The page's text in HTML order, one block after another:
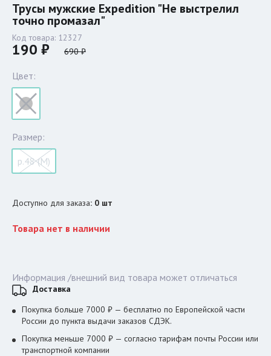
Трусы мужские Expedition "Не выстрелил
точно промазал"
Код товара: 12327
190 ₽ 690 ₽
Цвет:
Размер:
р.48 (M)
Доступно для заказа: 0 шт
Товара нет в наличии
Информация /внешний вид товара может отличаться
Доставка
Покупка больше 7000 ₽ — бесплатно по Европейской части
России до пункта выдачи заказов СДЭК.
Покупка меньше 7000 ₽ — согласно тарифам почты России или
транспортной компании